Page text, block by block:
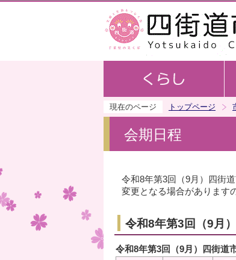
現在のページ トップページ
会期日程
令和8年第3回（9月）四街
変更となる場合があります
令和8年第3回（9月
令和8年第3回（9月）四街道